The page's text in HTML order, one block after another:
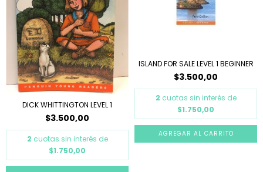
DICK WHITTINGTON LEVEL 1
$3.500,00
2 cuotas sin interés de
$1.750,00
ISLAND FOR SALE LEVEL 1 BEGINNER
$3.500,00
2 cuotas sin interés de
$1.750,00